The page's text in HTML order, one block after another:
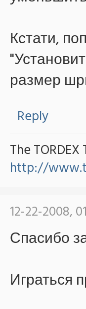
Кстати,
размер
Reply
The TORDEX
http://
12-22-2008,
Спасибо
Играться